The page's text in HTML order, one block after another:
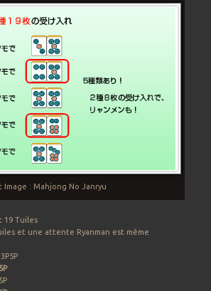
Image : Mahjong No Janryu
19 Tuiles
et une attente Ryanman est même